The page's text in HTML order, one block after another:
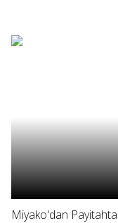
Miyako'dan